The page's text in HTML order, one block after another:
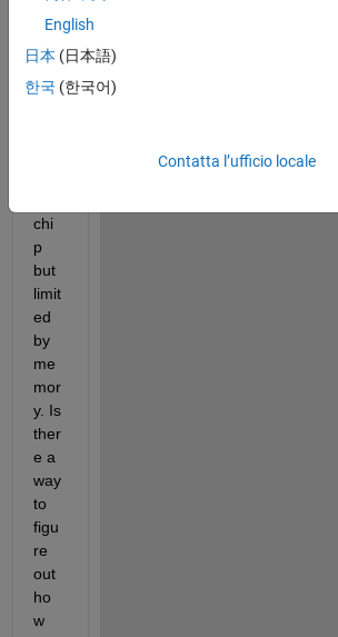
wor
k
chi
p
but
limit
ed
by
me
mor
y. Is
ther
e a
way
to
figu
re
out
ho
w
English
日本 (日本語)
한국 (한국어)
Contatta l’ufficio locale